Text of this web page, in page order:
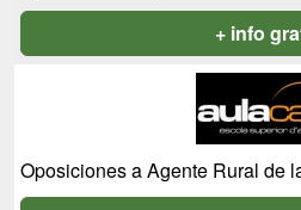
+ info
Oposiciones a Agente Rural de